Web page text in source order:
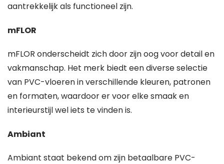
aantrekkelijk als functioneel zijn.
mFLOR
mFLOR onderscheidt zich door zijn oog voor detail en
vakmanschap. Het merk biedt een diverse selectie
van PVC-vloeren in verschillende kleuren, patronen
en formaten, waardoor er voor elke smaak en
interieurstijl wel iets te vinden is.
Ambiant
Ambiant staat bekend om zijn betaalbare PVC-